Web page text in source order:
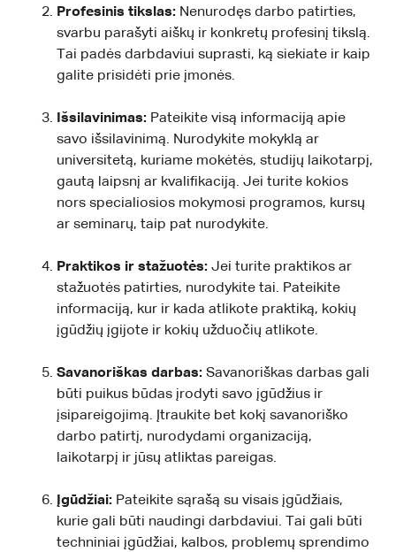
Profesinis tikslas: Nenurodęs darbo patirties,
svarbu parašyti aiškų ir konkretų profesinį tikslą.
Tai padės darbdaviui suprasti, ką siekiate ir kaip
galite prisidėti prie įmonės.
Išsilavinimas: Pateikite visą informaciją apie
savo išsilavinimą. Nurodykite mokyklą ar
universitetą, kuriame mokėtės, studijų laikotarpį,
gautą laipsnį ar kvalifikaciją. Jei turite kokios
nors specialiosios mokymosi programos, kursų
ar seminarų, taip pat nurodykite.
Praktikos ir stažuotės: Jei turite praktikos ar
stažuotės patirties, nurodykite tai. Pateikite
informaciją, kur ir kada atlikote praktiką, kokių
įgūdžių įgijote ir kokių užduočių atlikote.
Savanoriškas darbas: Savanoriškas darbas gali
būti puikus būdas įrodyti savo įgūdžius ir
įsipareigojimą. Įtraukite bet kokį savanoriško
darbo patirtį, nurodydami organizaciją,
laikotarpį ir jūsų atliktas pareigas.
Įgūdžiai: Pateikite sąrašą su visais įgūdžiais,
kurie gali būti naudingi darbdaviui. Tai gali būti
techniniai įgūdžiai, kalbos, problemų sprendimo